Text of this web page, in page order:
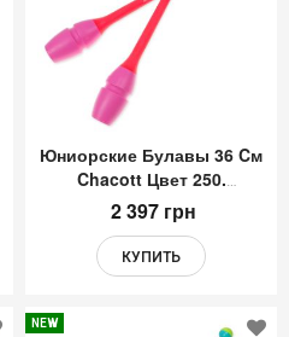
Юниорские Булавы 36 Cм
Chacott Цвет 250.
Розовый-Оранжевый
2 397 грн
КУПИТЬ
Добавить
NEW